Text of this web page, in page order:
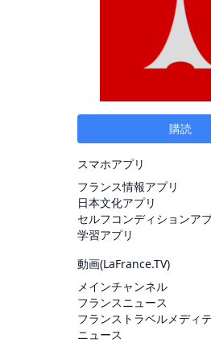
購読
スマホアプリ
フランス情報アプリ
日本文化アプリ
セルフコンディションア
学習アプリ
動画(LaFrance.TV)
メインチャンネル
フランスニュース
フランストラベルメディ
ニュース